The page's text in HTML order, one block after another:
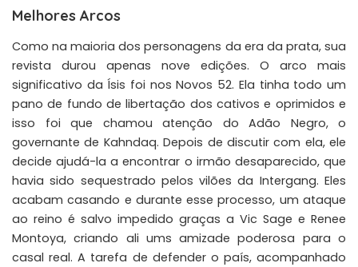
Melhores Arcos
Como na maioria dos personagens da era da prata, sua
revista durou apenas nove edições. O arco mais
significativo da Ísis foi nos Novos 52. Ela tinha todo um
pano de fundo de libertação dos cativos e oprimidos e
isso foi que chamou atenção do Adão Negro, o
governante de Kahndaq. Depois de discutir com ela, ele
decide ajudá-la a encontrar o irmão desaparecido, que
havia sido sequestrado pelos vilões da Intergang. Eles
acabam casando e durante esse processo, um ataque
ao reino é salvo impedido graças a Vic Sage e Renee
Montoya, criando ali ums amizade poderosa para o
casal real. A tarefa de defender o país, acompanhado